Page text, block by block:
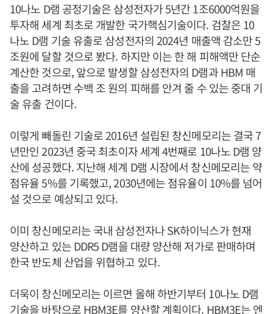
10나노 D램 공정기술은 삼성전자가 5년간 1조6000억원을
투자해 세계 최초로 개발한 국가핵심기술이다. 검찰은 10
나노 D램 기술 유출로 삼성전자의 2024년 매출액 감소만 5
조원에 달할 것으로 봤다. 하지만 이는 한 해 피해액만 단순
계산한 것으로, 앞으로 발생할 삼성전자의 D램과 HBM 매
출을 고려하면 수백 조 원의 피해를 안겨 줄 수 있는 중대 기
술 유출 건이다.
이렇게 빼돌린 기술로 2016년 설립된 창신메모리는 결국 7
년만인 2023년 중국 최초이자 세계 4번째로 10나노 D램 양
산에 성공했다. 지난해 세계 D램 시장에서 창신메모리는 약
점유율 5%를 기록했고, 2030년에는 점유율이 10%를 넘어
설 것으로 예상되고 있다.
이미 창신메모리는 국내 삼성전자나 SK하이닉스가 현재
양산하고 있는 DDR5 D램을 대량 양산해 저가로 판매하며
한국 반도체 산업을 위협하고 있다.
더욱이 창신메모리는 이르면 올해 하반기부터 10나노 D램
기술을 바탕으로 HBM3E를 양산할 계획이다. HBM3E는 엔